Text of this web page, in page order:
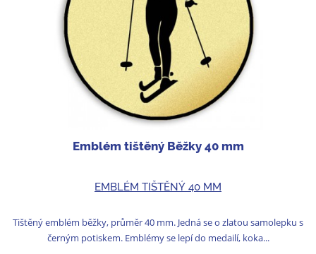
Emblém tištěný Běžky 40 mm
EMBLÉM TIŠTĚNÝ 40 MM
Tištěný emblém běžky, průměr 40 mm. Jedná se o zlatou samolepku s
černým potiskem. Emblémy se lepí do medailí, koka...